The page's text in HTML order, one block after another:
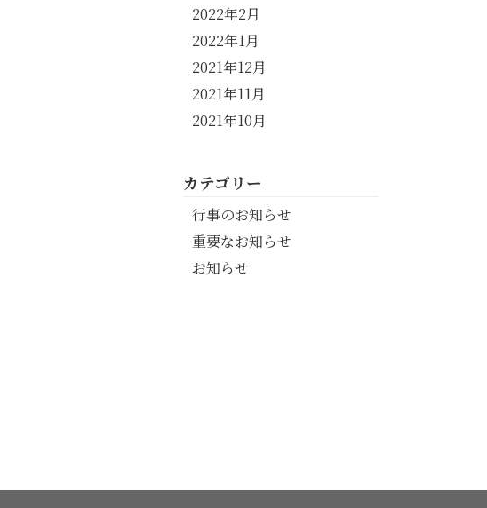
2022年2月
2022年1月
2021年12月
2021年11月
2021年10月
カテゴリー
行事のお知らせ
重要なお知らせ
お知らせ